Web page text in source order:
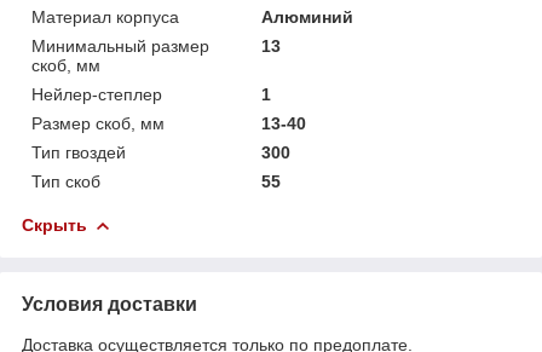
Материал корпуса
Алюминий
Минимальный размер
скоб, мм
13
Нейлер-степлер
1
Размер скоб, мм
13-40
Тип гвоздей
300
Тип скоб
55
Скрыть
Условия доставки
Доставка осуществляется только по предоплате.